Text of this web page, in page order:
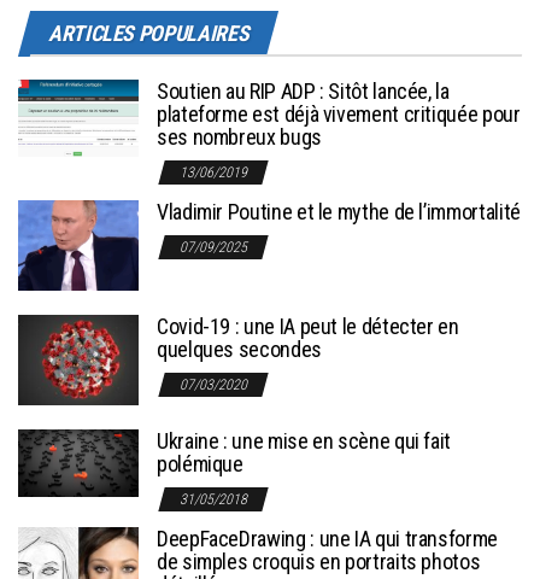
ARTICLES POPULAIRES
Soutien au RIP ADP : Sitôt lancée, la
plateforme est déjà vivement critiquée pour
ses nombreux bugs
13/06/2019
Vladimir Poutine et le mythe de l’immortalité
07/09/2025
Covid-19 : une IA peut le détecter en
quelques secondes
07/03/2020
Ukraine : une mise en scène qui fait
polémique
31/05/2018
DeepFaceDrawing : une IA qui transforme
de simples croquis en portraits photos